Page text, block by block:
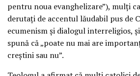
pentru noua evanghelizare”), mulţi
derutaţi de accentul lăudabil pus de
ecumenism şi dialogul interreligios,
spună că „poate nu mai are
creştini sau nu”.